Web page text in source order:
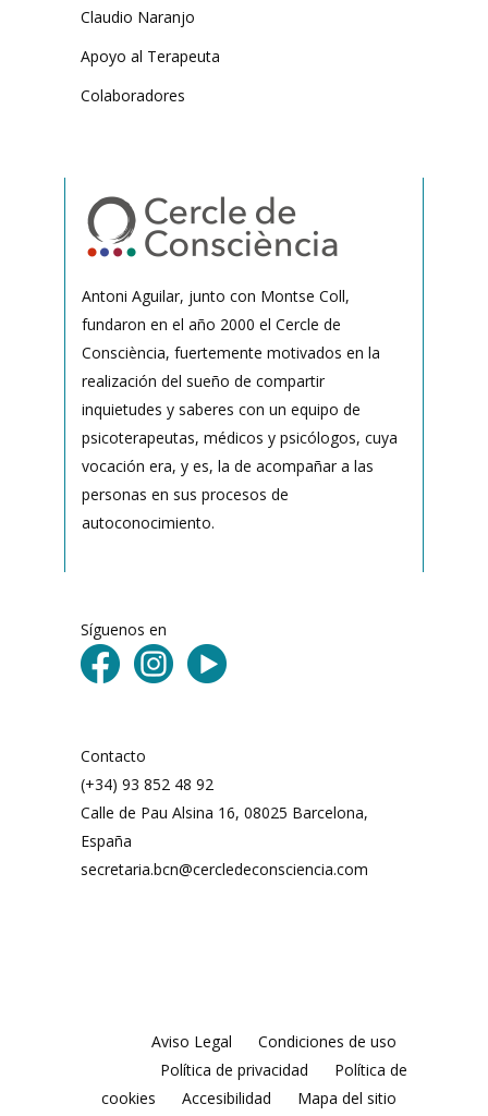
Claudio Naranjo
Apoyo al Terapeuta
Colaboradores
Antoni Aguilar, junto con Montse Coll,
fundaron en el año 2000 el Cercle de
Consciència, fuertemente motivados en la
realización del sueño de compartir
inquietudes y saberes con un equipo de
psicoterapeutas, médicos y psicólogos, cuya
vocación era, y es, la de acompañar a las
personas en sus procesos de
autoconocimiento.
Síguenos en
Contacto
(+34) 93 852 48 92
Calle de Pau Alsina 16, 08025 Barcelona,
España
secretaria.bcn@cercledeconsciencia.com
Aviso Legal
Condiciones de uso
Política de privacidad
Política de
cookies
Accesibilidad Mapa del sitio